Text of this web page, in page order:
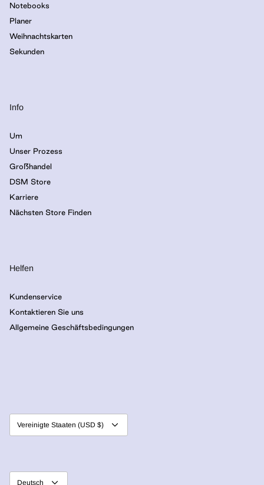
Notebooks
Planer
Weihnachtskarten
Sekunden
Info
Um
Unser Prozess
Großhandel
DSM Store
Karriere
Nächsten Store Finden
Helfen
Kundenservice
Kontaktieren Sie uns
Allgemeine Geschäftsbedingungen
Währung
Vereinigte Staaten (USD $)
Sprache
Deutsch